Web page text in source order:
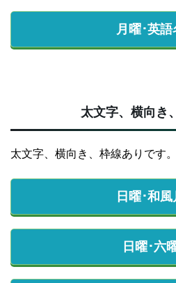
月曜･英語
太文字、横向き
太文字、横向き、枠線ありです。
日曜･和風
日曜･六